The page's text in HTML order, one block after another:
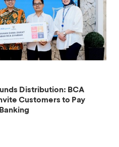
Distribution: BCA
Customers to Pay